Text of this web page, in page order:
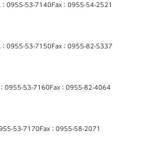
：0955-53-7140Fax：0955-54-2521
：0955-53-7150Fax：0955-82-5337
0955-53-7160 Fax：0955-82-4064
53-7170Fax：0955-58-2071